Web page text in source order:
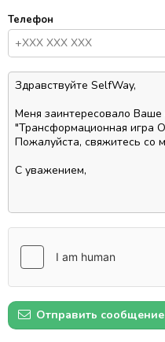
Телефон
Отправить сообщение